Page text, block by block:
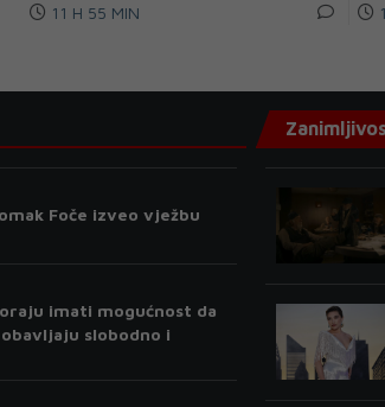
11 H 55 MIN
Foče izveo vježbu
imati mogućnost da
slobodno i